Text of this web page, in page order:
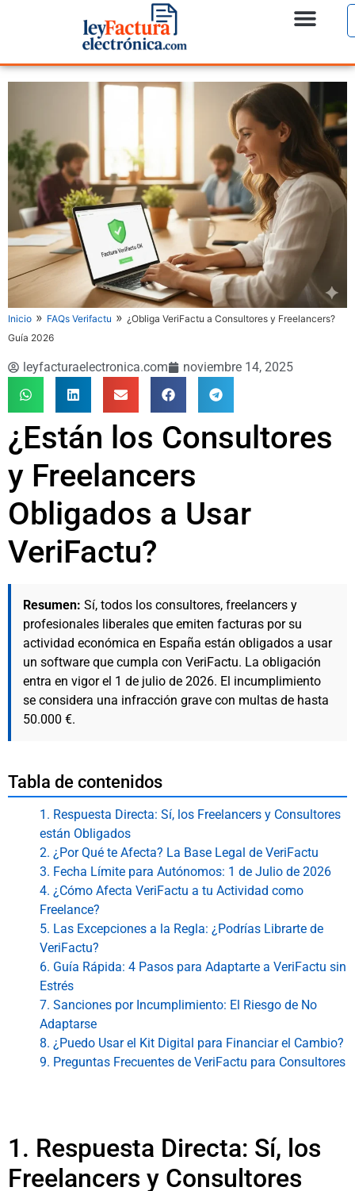
Inicio » FAQs Verifactu » ¿Obliga VeriFactu a Consultores y Freelancers?
Guía 2026
leyfacturaelectronica.com noviembre 14, 2025
¿Están los Consultores
y Freelancers
Obligados a Usar
VeriFactu?
Resumen: Sí, todos los consultores, freelancers y
profesionales liberales que emiten facturas por su
actividad económica en España están obligados a usar
un software que cumpla con VeriFactu. La obligación
entra en vigor el 1 de julio de 2026. El incumplimiento
se considera una infracción grave con multas de hasta
50.000 €.
Tabla de contenidos
1. Respuesta Directa: Sí, los Freelancers y Consultores
están Obligados
2. ¿Por Qué te Afecta? La Base Legal de VeriFactu
3. Fecha Límite para Autónomos: 1 de Julio de 2026
4. ¿Cómo Afecta VeriFactu a tu Actividad como
Freelance?
5. Las Excepciones a la Regla: ¿Podrías Librarte de
VeriFactu?
6. Guía Rápida: 4 Pasos para Adaptarte a VeriFactu sin
Estrés
7. Sanciones por Incumplimiento: El Riesgo de No
Adaptarse
8. ¿Puedo Usar el Kit Digital para Financiar el Cambio?
9. Preguntas Frecuentes de VeriFactu para Consultores
1. Respuesta Directa: Sí, los
Freelancers y Consultores